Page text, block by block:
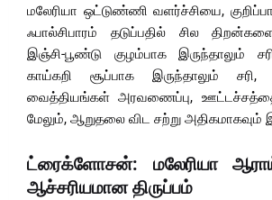
மலேரியா ஒட்டுண்ணி வளர்ச்சியை,
ஃபால்சிபாரம் தடுப்பதில் சில
இஞ்சி-பூண்டு குழம்பாக இருந்தாலும்
காய்கறி சூப்பாக இருந்தாலும் சரி,
வைத்தியங்கள் அரவணைப்பு,
மேலும், ஆறுதலை விட சற்று அதிகமாகவும்
ட்ரைக்ளோசன்: மலேரியா
ஆச்சரியமான திருப்பம்